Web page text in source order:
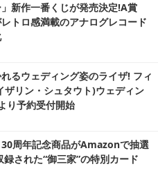
」新作一番くじが発売決定!A賞
トロ感満載のアナログレコード
るウェディング姿のライザ! フィ
ザリン・シュタウト)ウェディン
り予約受付開始
周年記念商品がAmazonで抽選
された“御三家”の特別カード